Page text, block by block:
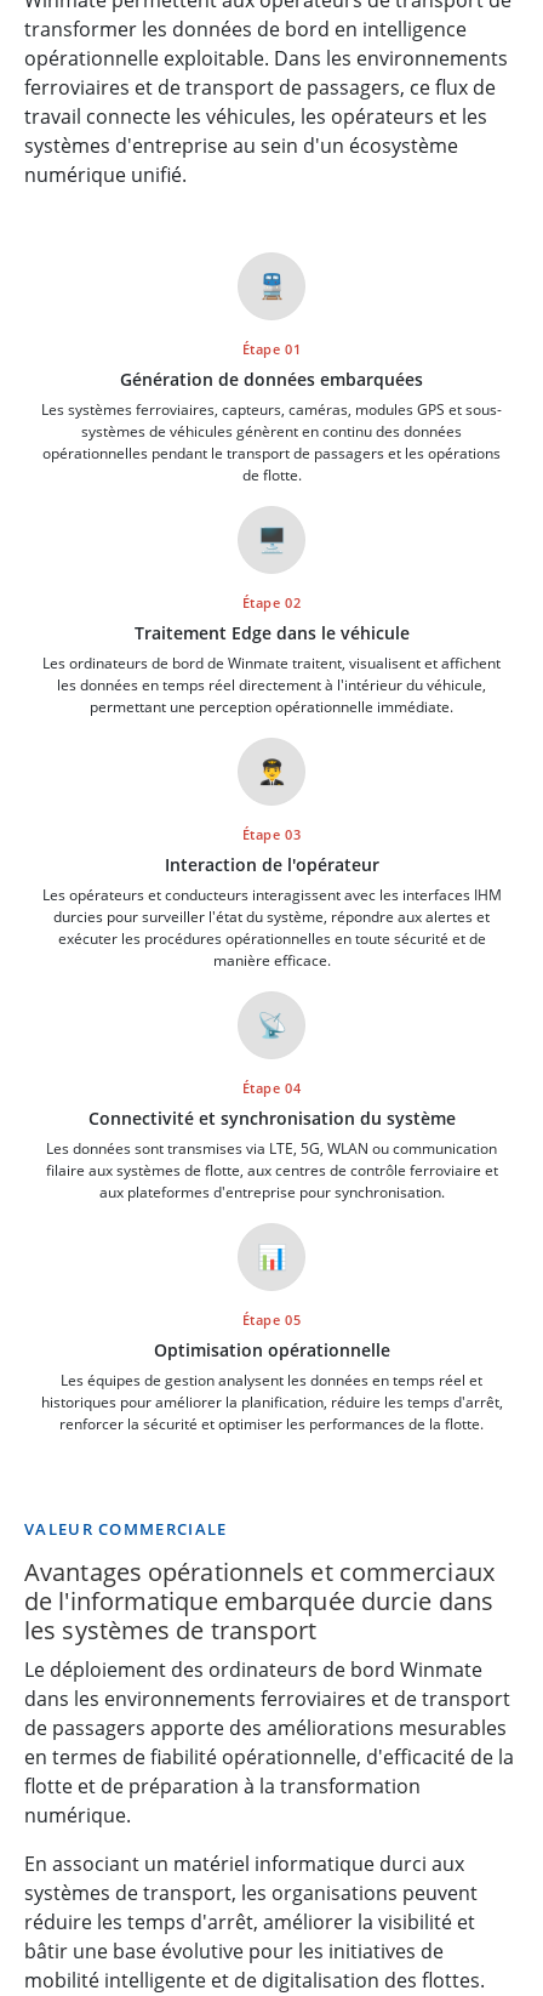
transformer les données de bord en intelligence
opérationnelle exploitable. Dans les environnements
ferroviaires et de transport de passagers, ce flux de
travail connecte les véhicules, les opérateurs et les
systèmes d'entreprise au sein d'un écosystème
numérique unifié.
🚆
Étape 01
Génération de données embarquées
Les systèmes ferroviaires, capteurs, caméras, modules GPS et sous-
systèmes de véhicules génèrent en continu des données
opérationnelles pendant le transport de passagers et les opérations
de flotte.
🖥️
Étape 02
Traitement Edge dans le véhicule
Les ordinateurs de bord de Winmate traitent, visualisent et affichent
les données en temps réel directement à l'intérieur du véhicule,
permettant une perception opérationnelle immédiate.
👨‍✈️
Étape 03
Interaction de l'opérateur
Les opérateurs et conducteurs interagissent avec les interfaces IHM
durcies pour surveiller l'état du système, répondre aux alertes et
exécuter les procédures opérationnelles en toute sécurité et de
manière efficace.
📡
Étape 04
Connectivité et synchronisation du système
Les données sont transmises via LTE, 5G, WLAN ou communication
filaire aux systèmes de flotte, aux centres de contrôle ferroviaire et
aux plateformes d'entreprise pour synchronisation.
📊
Étape 05
Optimisation opérationnelle
Les équipes de gestion analysent les données en temps réel et
historiques pour améliorer la planification, réduire les temps d'arrêt,
renforcer la sécurité et optimiser les performances de la flotte.
VALEUR COMMERCIALE
Avantages opérationnels et commerciaux
de l'informatique embarquée durcie dans
les systèmes de transport
Le déploiement des ordinateurs de bord Winmate
dans les environnements ferroviaires et de transport
de passagers apporte des améliorations mesurables
en termes de fiabilité opérationnelle, d'efficacité de la
flotte et de préparation à la transformation
numérique.
En associant un matériel informatique durci aux
systèmes de transport, les organisations peuvent
réduire les temps d'arrêt, améliorer la visibilité et
bâtir une base évolutive pour les initiatives de
mobilité intelligente et de digitalisation des flottes.